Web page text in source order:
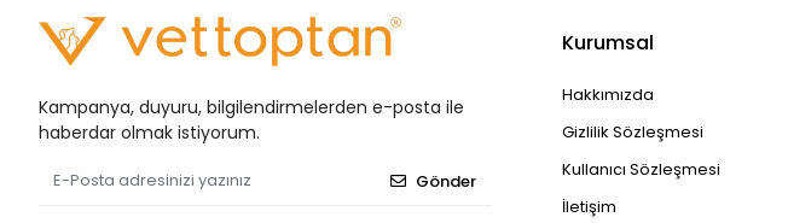
Betasan
Bioxi
Bıçakcılar
BRP
Kampanya, duyuru, bilgilendirmelerden e-posta ile
haberdar olmak istiyorum.
Gönder
Kurumsal
Hakkımızda
Gizlilik Sözleşmesi
Kullanıcı Sözleşmesi
İletişim